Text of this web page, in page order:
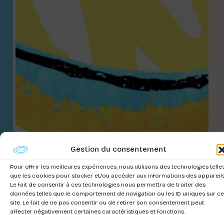
Gestion du consentement
Pour offrir les meilleures expériences, nous utilisons des technologies
que les cookies pour stocker et/ou accéder aux informations des
Le fait de consentir à ces technologies nous permettra de traiter des
données telles que le comportement de navigation ou les ID uniques sur ce
site. Le fait de ne pas consentir ou de retirer son consentement peut
affecter négativement certaines caractéristiques et fonctions.
CUSCINO WARHOLA JR 56X10X15 CM
Connectez-vous pour voir les prix